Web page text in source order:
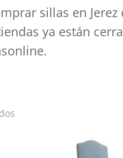
sillas en
ya están